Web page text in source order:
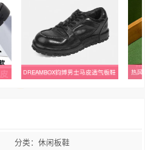
DREAMBOX钧博男士马皮透气板鞋 热风
分类：休闲板鞋